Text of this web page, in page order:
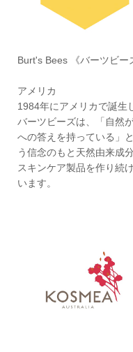
Burt's Bees 《バーツビー
アメリカ
1984年にアメリカで誕生
バーツビーズは、「自然
への答えを持っている」
う信念のもと天然由来成
スキンケア製品を作り続
います。